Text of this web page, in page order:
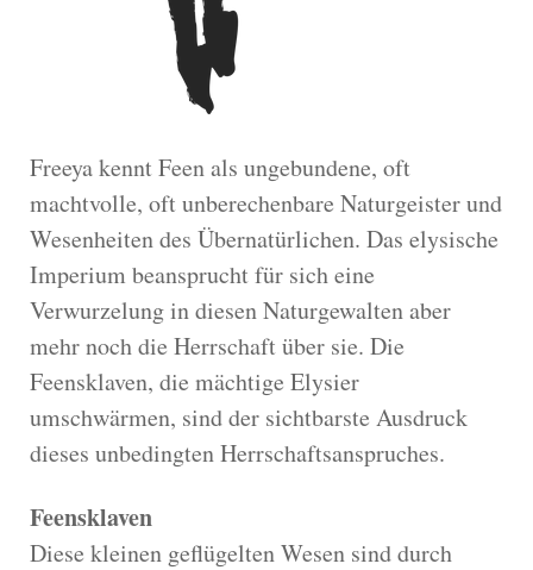
Freeya kennt Feen als ungebundene, oft
machtvolle, oft unberechenbare Naturgeister und
Wesenheiten des Übernatürlichen. Das elysische
Imperium beansprucht für sich eine
Verwurzelung in diesen Naturgewalten aber
mehr noch die Herrschaft über sie. Die
Feensklaven, die mächtige Elysier
umschwärmen, sind der sichtbarste Ausdruck
dieses unbedingten Herrschaftsanspruches.
Feensklaven
Diese kleinen geflügelten Wesen sind durch